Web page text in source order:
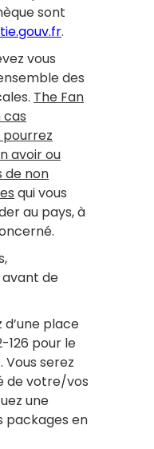
sont
.
vous
des
The Fan
cas
avoir ou
de non
qui vous
au pays, à
avant de
d’une place
126 pour le
Vous serez
de votre/vos
une
packages en